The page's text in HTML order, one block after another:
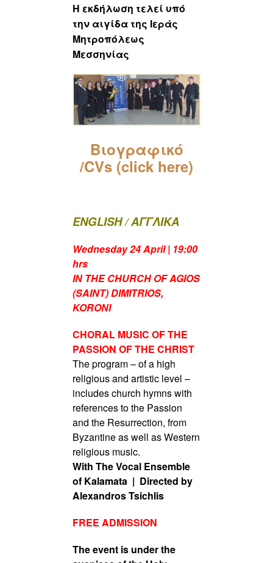
Η εκδήλωση τελεί υπό
την αιγίδα της Ιεράς
Μητροπόλεως
Μεσσηνίας
Βιογραφικό
/CVs (click here)
ENGLISH / ΑΓΓΛΙΚΑ
Wednesday 24 April | 19:00
hrs
IN THE CHURCH OF AGIOS
(SAINT) DIMITRIOS,
KORONI
CHORAL MUSIC OF THE
PASSION OF THE CHRIST
The program – of a high
religious and artistic level –
includes church hymns with
references to the Passion
and the Resurrection, from
Byzantine as well as Western
religious music.
With Τhe Vocal Ensemble
of Kalamata | Directed by
Alexandros Tsichlis
FREE ADMISSION
The event is under the